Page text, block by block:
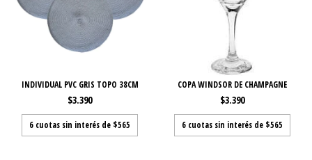
INDIVIDUAL PVC GRIS TOPO 38CM
$3.390
6 cuotas sin interés de $565
COPA WINDSOR DE CHAMPAGNE
$3.390
6 cuotas sin interés de $565